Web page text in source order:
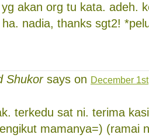
akan org tu kata. adeh.
nadia, thanks sgt2!
Shukorsays on December
terkedu sat ni. terima
mamanya=) (ramai